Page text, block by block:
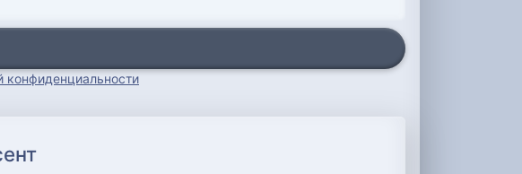
конфиденциальности